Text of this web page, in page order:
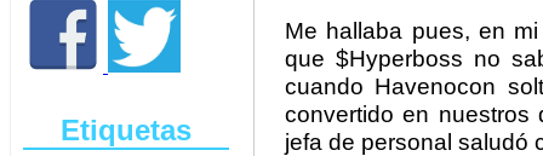
Etiquetas
Me hallaba pues, en
que $Hyperboss no
cuando Havenocon
convertido en nuestros
jefa de personal saludó